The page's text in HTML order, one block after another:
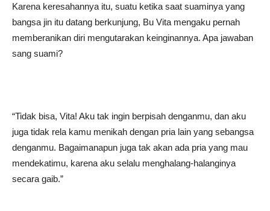
Karena keresahannya itu, suatu ketika saat suaminya yang
bangsa jin itu datang berkunjung, Bu Vita mengaku pernah
memberanikan diri mengutarakan keinginannya. Apa jawaban
sang suami?
“Tidak bisa, Vita! Aku tak ingin berpisah denganmu, dan aku
juga tidak rela kamu menikah dengan pria lain yang sebangsa
denganmu. Bagaimanapun juga tak akan ada pria yang mau
mendekatimu, karena aku selalu menghalang-halanginya
secara gaib.”